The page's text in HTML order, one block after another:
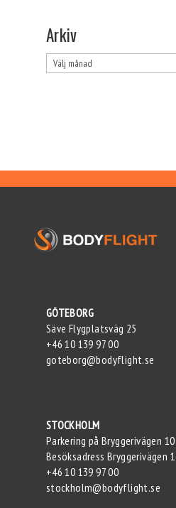
Arkiv
Arkiv
GÖTEBORG
Säve Flygplatsväg 25
+46 10 139 97 00
goteborg@bodyflight.se
STOCKHOLM
Parkering på Bryggerivägen 10
Besöksadress Bryggerivägen
+46 10 139 97 00
stockholm@bodyflight.se